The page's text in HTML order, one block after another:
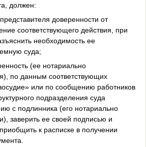
должен:
доверенности от
соответствующего действия, при
необходимость ее
суда;
(ее нотариально
по данным соответствующих
или по сообщению работников
подразделения суда
с подлинника (его нотариально
заверить ее своей подписью и
к расписке в получении